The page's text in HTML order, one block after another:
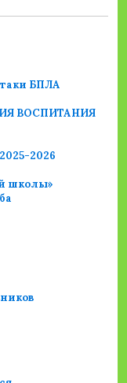
БПЛА
ВОСПИТАНИЯ
2026
школы»